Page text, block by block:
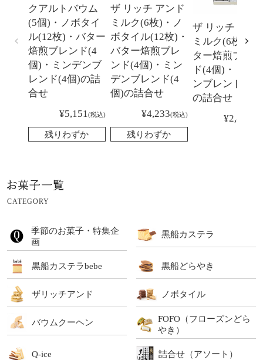
クアルトバウム
(5個)・ノボタイ
ル(12枚)・バター
焙煎ブレンド(4
個)・ミンデンブ
レンド(4個)の詰
合せ
¥5,151 税込
残りわずか
ザ リッチ アンド
ミルク(6枚)・ノ
ボタイル(12枚)・
バター焙煎ブレ
ンド(4個)・ミン
デンブレンド(4
個)の詰合せ
¥4,233 税込
残りわずか
ザ リッチ アン
ミルク(6枚)・
ター焙煎ブレン
ド(4個)・ミン
ンブレンド(4
の詰合せ
¥2,829
CATEGORY
季節のお菓子・特集企
画
黒船カステラ
黒船カステラbebe 黒船どらやき
ザリッチアンド ノボタイル
バウムクーヘン
FOFO（フローズンどら
やき）
Q-ice 詰合せ（アソート）